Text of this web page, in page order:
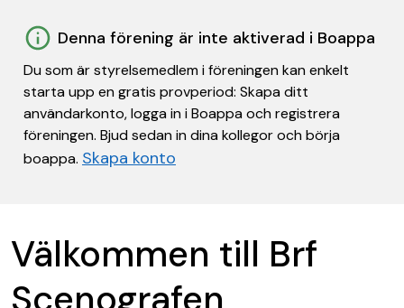
Denna förening är inte aktiverad i Boappa
Du som är styrelsemedlem i föreningen kan enkelt
starta upp en gratis provperiod: Skapa ditt
användarkonto, logga in i Boappa och registrera
föreningen. Bjud sedan in dina kollegor och börja
boappa. Skapa konto
Välkommen till Brf